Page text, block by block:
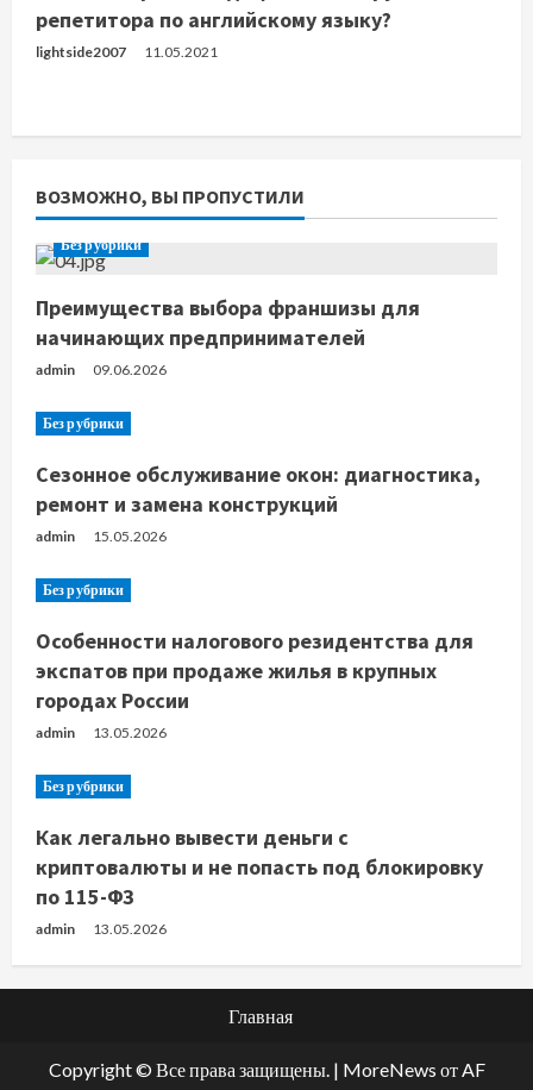
репетитора по английскому языку?
lightside2007 11.05.2021
ВОЗМОЖНО, ВЫ ПРОПУСТИЛИ
Без рубрики
Преимущества выбора франшизы для
начинающих предпринимателей
admin 09.06.2026
Без рубрики
Сезонное обслуживание окон: диагностика,
ремонт и замена конструкций
admin 15.05.2026
Без рубрики
Особенности налогового резидентства для
экспатов при продаже жилья в крупных
городах России
admin 13.05.2026
Без рубрики
Как легально вывести деньги с
криптовалюты и не попасть под блокировку
по 115-ФЗ
admin 13.05.2026
Главная
Copyright © Все права защищены. | MoreNews от AF